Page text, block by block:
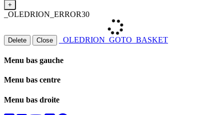
+
_OLEDRION_ERROR30
Delete Close _OLEDRION_GOTO_BASKET
Menu bas gauche
Menu bas centre
Menu bas droite